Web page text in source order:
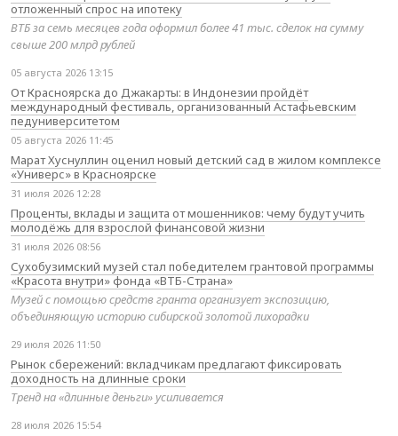
отложенный спрос на ипотеку
ВТБ за семь месяцев года оформил более 41 тыс. сделок на сумму
свыше 200 млрд рублей
05 августа 2026 13:15
От Красноярска до Джакарты: в Индонезии пройдёт
международный фестиваль, организованный Астафьевским
педуниверситетом
05 августа 2026 11:45
Марат Хуснуллин оценил новый детский сад в жилом комплексе
«Универс» в Красноярске
31 июля 2026 12:28
Проценты, вклады и защита от мошенников: чему будут учить
молодёжь для взрослой финансовой жизни
31 июля 2026 08:56
Сухобузимский музей стал победителем грантовой программы
«Красота внутри» фонда «ВТБ-Страна»
Музей с помощью средств гранта организует экспозицию,
объединяющую историю сибирской золотой лихорадки
29 июля 2026 11:50
Рынок сбережений: вкладчикам предлагают фиксировать
доходность на длинные сроки
Тренд на «длинные деньги» усиливается
28 июля 2026 15:54